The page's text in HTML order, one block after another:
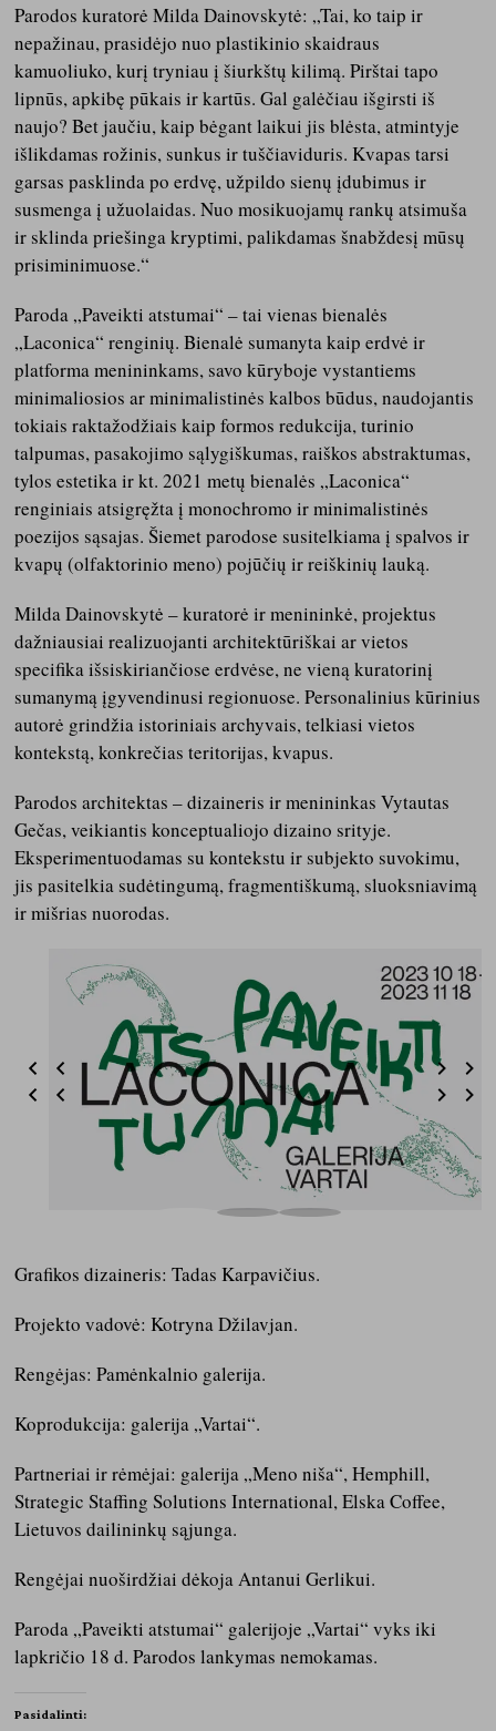
Parodos kuratorė Milda Dainovskytė: „Tai, ko taip ir
nepažinau, prasidėjo nuo plastikinio skaidraus
kamuoliuko, kurį tryniau į šiurkštų kilimą. Pirštai tapo
lipnūs, apkibę pūkais ir kartūs. Gal galėčiau išgirsti iš
naujo? Bet jaučiu, kaip bėgant laikui jis blėsta, atmintyje
išlikdamas rožinis, sunkus ir tuščiaviduris. Kvapas tarsi
garsas pasklinda po erdvę, užpildo sienų įdubimus ir
susmenga į užuolaidas. Nuo mosikuojamų rankų atsimuša
ir sklinda priešinga kryptimi, palikdamas šnabždesį mūsų
prisiminimuose.“
Paroda „Paveikti atstumai“ – tai vienas bienalės
„Laconica“ renginių. Bienalė sumanyta kaip erdvė ir
platforma menininkams, savo kūryboje vystantiems
minimaliosios ar minimalistinės kalbos būdus, naudojantis
tokiais raktažodžiais kaip formos redukcija, turinio
talpumas, pasakojimo sąlygiškumas, raiškos abstraktumas,
tylos estetika ir kt. 2021 metų bienalės „Laconica“
renginiais atsigręžta į monochromo ir minimalistinės
poezijos sąsajas. Šiemet parodose susitelkiama į spalvos ir
kvapų (olfaktorinio meno) pojūčių ir reiškinių lauką.
Milda Dainovskytė – kuratorė ir menininkė, projektus
dažniausiai realizuojanti architektūriškai ar vietos
specifika išsiskiriančiose erdvėse, ne vieną kuratorinį
sumanymą įgyvendinusi regionuose. Personalinius kūrinius
autorė grindžia istoriniais archyvais, telkiasi vietos
kontekstą, konkrečias teritorijas, kvapus.
Parodos architektas – dizaineris ir menininkas Vytautas
Gečas, veikiantis konceptualiojo dizaino srityje.
Eksperimentuodamas su kontekstu ir subjekto suvokimu,
jis pasitelkia sudėtingumą, fragmentiškumą, sluoksniavimą
ir mišrias nuorodas.
Grafikos dizaineris: Tadas Karpavičius.
Projekto vadovė: Kotryna Džilavjan.
Rengėjas: Pamėnkalnio galerija.
Koprodukcija: galerija „Vartai“.
Partneriai ir rėmėjai: galerija „Meno niša“, Hemphill,
Strategic Staffing Solutions International, Elska Coffee,
Lietuvos dailininkų sąjunga.
Rengėjai nuoširdžiai dėkoja Antanui Gerlikui.
Paroda „Paveikti atstumai“ galerijoje „Vartai“ vyks iki
lapkričio 18 d. Parodos lankymas nemokamas.
Pasidalinti: